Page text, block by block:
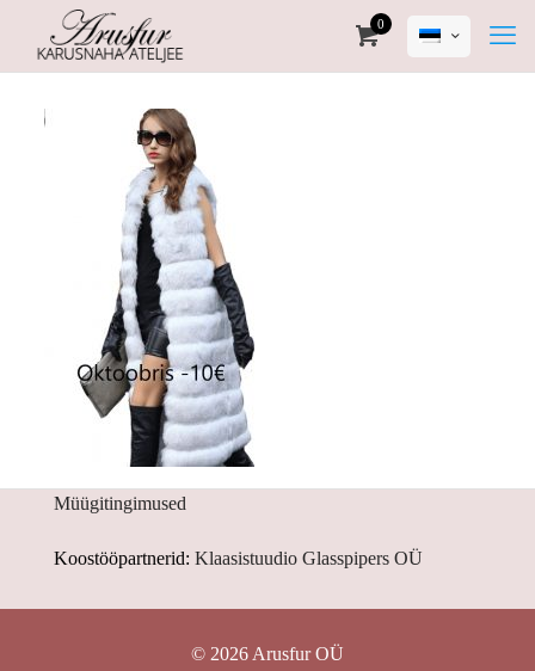
0
Müügitingimused
Koostööpartnerid: Klaasistuudio Glasspipers OÜ
© 2026 Arusfur OÜ